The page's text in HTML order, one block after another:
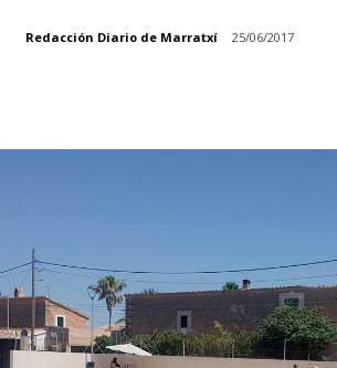
Redacción Diario de Marratxí 25/06/2017